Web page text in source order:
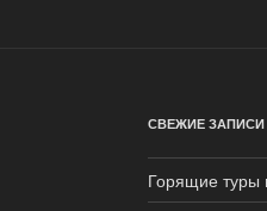
СВЕЖИЕ ЗАПИСИ
Горящие туры